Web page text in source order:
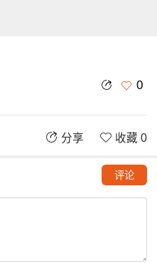
0
分享 收藏 0
评论